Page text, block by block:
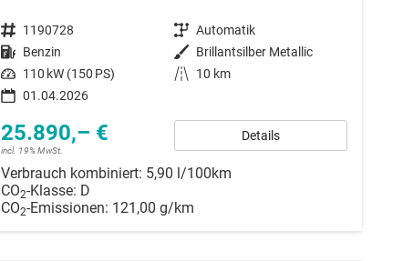
Fahrzeugnummer 1190728 Getriebe Automatik
Kraftstoff Benzin Außenfarbe Brillantsilber Metallic
Leistung 110 kW (150 PS) Kilometerstand
10 km
01.04.2026
25.890,– €
incl. 19% MwSt.
Details
Verbrauch kombiniert: 5,90 l/100km
CO2-Klasse: D
CO2-Emissionen: 121,00 g/km